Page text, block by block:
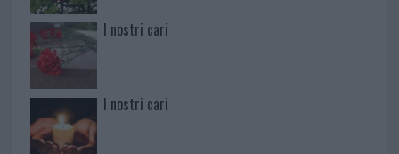
I nostri cari
I nostri cari